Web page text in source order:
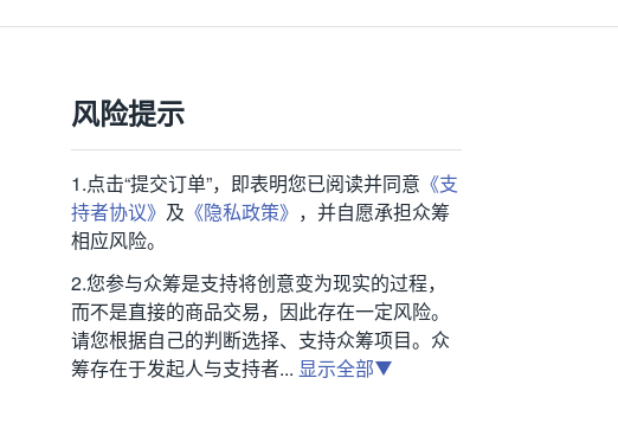
风险提示
1.点击“提交订单”，即表明您已阅读并同意 《支
持者协议》 及 《隐私政策》 ，并自愿承担众筹
相应风险。
2.您参与众筹是支持将创意变为现实的过程，
而不是直接的商品交易，因此存在一定风险。
请您根据自己的判断选择、支持众筹项目。众
筹存在于发起人与支持者... 显示全部